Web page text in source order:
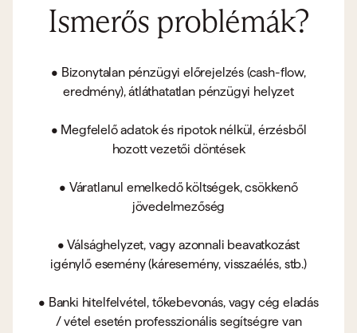
Ismerős problémák?
• Bizonytalan pénzügyi előrejelzés (cash-flow,
eredmény), átláthatatlan pénzügyi helyzet
• Megfelelő adatok és ripotok nélkül, érzésből
hozott vezetői döntések
• Váratlanul emelkedő költségek, csökkenő
jövedelmezőség
• Válsághelyzet, vagy azonnali beavatkozást
igénylő esemény (káresemény, visszaélés, stb.)
• Banki hitelfelvétel, tőkebevonás, vagy cég eladás
/ vétel esetén professzionális segítségre van